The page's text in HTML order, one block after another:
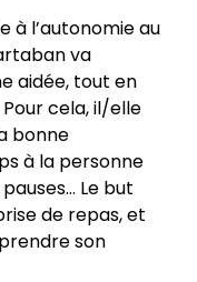
à l’autonomie au
va
aidée, tout en
cela, il/elle
bonne
à la personne
Le but
de repas, et
son